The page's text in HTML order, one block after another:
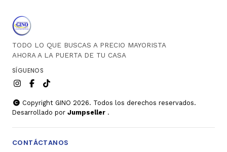
TODO LO QUE BUSCAS A PRECIO MAYORISTA
AHORA A LA PUERTA DE TU CASA
SÍGUENOS
Copyright GINO 2026. Todos los derechos reservados.
Desarrollado por Jumpseller .
CONTÁCTANOS